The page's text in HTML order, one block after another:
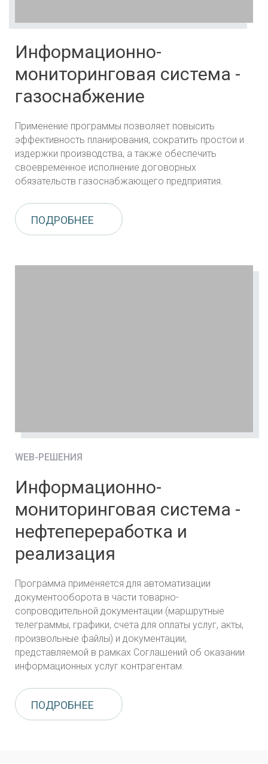
Информационно-
мониторинговая система -
газоснабжение
Применение программы позволяет повысить
эффективность планирования, сократить простои и
издержки производства, а также обеспечить
своевременное исполнение договорных
обязательств газоснабжающего предприятия.
ПОДРОБНЕЕ
WEB-РЕШЕНИЯ
Информационно-
мониторинговая система -
нефтепереработка и
реализация
Программа применяется для автоматизации
документооборота в части товарно-
сопроводительной документации (маршрутные
телеграммы, графики, счета для оплаты услуг, акты,
произвольные файлы) и документации,
представляемой в рамках Соглашений об оказании
информационных услуг контрагентам.
ПОДРОБНЕЕ